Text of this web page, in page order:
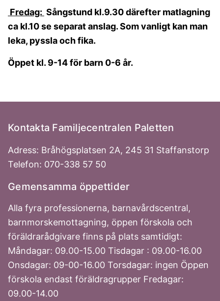
Fredag: Sångstund kl.9.30 därefter matlagning
ca kl.10 se separat anslag. Som vanligt kan man
leka, pyssla och fika.
Öppet kl. 9-14 för barn 0-6 år.
Kontakta Familjecentralen Paletten
Adress: Bråhögsplatsen 2A, 245 31 Staffanstorp
Telefon: 070-338 57 50
Gemensamma öppettider
Alla fyra professionerna, barnavårdscentral,
barnmorskemottagning, öppen förskola och
föräldrarådgivare finns på plats samtidigt:
Måndagar: 09.00-15.00 Tisdagar : 09.00-16.00
Onsdagar: 09-00-16.00 Torsdagar: ingen Öppen
förskola endast föräldragrupper Fredagar:
09.00-14.00